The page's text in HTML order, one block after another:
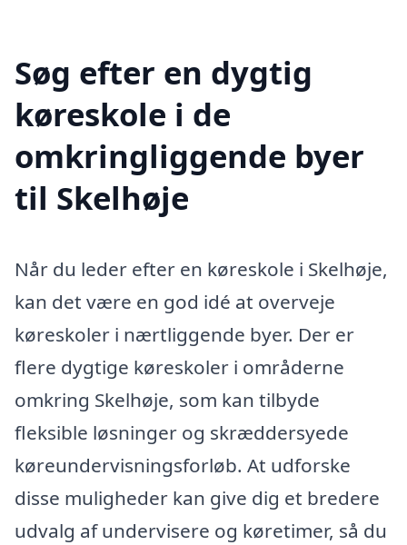
Søg efter en dygtig
køreskole i de
omkringliggende byer
til Skelhøje
Når du leder efter en køreskole i Skelhøje,
kan det være en god idé at overveje
køreskoler i nærtliggende byer. Der er
flere dygtige køreskoler i områderne
omkring Skelhøje, som kan tilbyde
fleksible løsninger og skræddersyede
køreundervisningsforløb. At udforske
disse muligheder kan give dig et bredere
udvalg af undervisere og køretimer, så du